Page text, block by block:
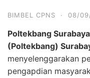
BIMBEL CPNS · 08/
Poltekbang
(Poltekbang)
menyelenggarakan
pengapdian